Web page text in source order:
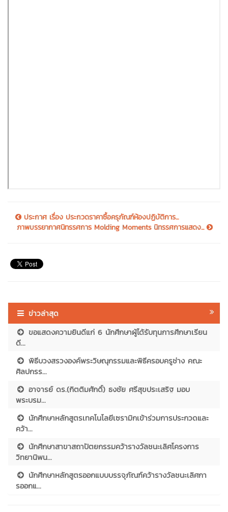
ประกาศ เรื่อง ประกวดราคาซื้อครุภัณฑ์ห้องปฏิบัติการ...
ภาพบรรยากาศนิทรรศการ Molding Moments นิทรรศการแสดง...
ข่าวล่าสุด
ขอแสดงความยินดีแก่ 6 นักศึกษาผู้ได้รับทุนการศึกษาเรียน
ดี...
พิธีบวงสรวงองค์พระวิษณุกรรมและพิธีครอบครูช่าง คณะ
ศิลปกรร...
อาจารย์ ดร.(กิตติมศักดิ์) ธงชัย ศรีสุขประเสริฐ มอบ
พระบรม...
นักศึกษาหลักสูตรเทคโนโลยีเซรามิกเข้าร่วมการประกวดและ
คว้า...
นักศึกษาสาขาสถาปัตยกรรมคว้ารางวัลชนะเลิศโครงการ
วิทยานิพน...
นักศึกษาหลักสูตรออกแบบบรรจุภัณฑ์คว้ารางวัลชนะเลิศกา
รออกแ...